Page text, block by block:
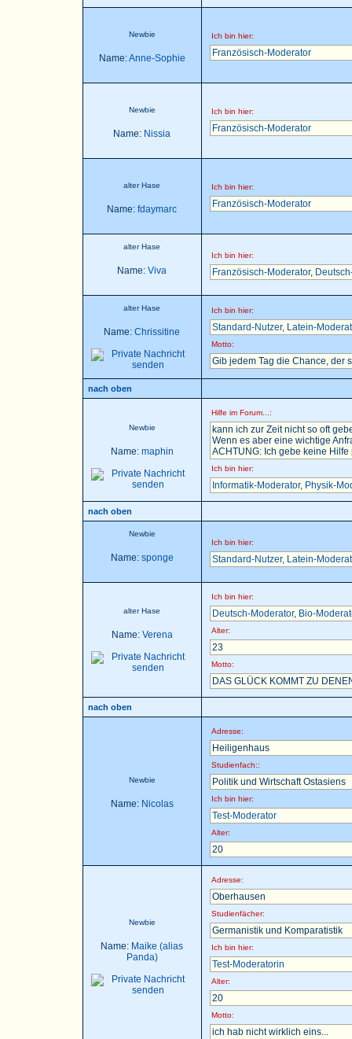
Newbie
Name:Anne-Sophie
Ich bin hier:
Französisch-Moderator
Newbie
Name: Nissia
Ich bin hier:
Französisch-Moderator
alter Hase
Name: fdaymarc
Ich bin hier:
Französisch-Moderator
alter Hase
Name: Viva
Ich bin hier:
Französisch-Moderator,
alter Hase
Name: Chrissitine
Ich bin hier:
Standard-Nutzer, Latein-
Motto:
Gib jedem Tag die Chance, der
nach oben
Newbie
Name: maphin
Hilfe im Forum...:
kann ich zur Zeit nicht so oft
Wenn es aber eine wichtige
ACHTUNG: Ich gebe keine
Ich bin hier:
Informatik-Moderator, Physik-
nach oben
Newbie
Name: sponge
Ich bin hier:
Standard-Nutzer, Latein-
alter Hase
Name: Verena
Ich bin hier:
Deutsch-Moderator, Bio-
Alter:
23
Motto:
DAS GLÜCK KOMMT ZU
nach oben
Newbie
Name: Nicolas
Adresse:
Heiligenhaus
Studienfach::
Politik und Wirtschaft Ostasiens
Ich bin hier:
Test-Moderator
Alter:
20
Newbie
Name: Maike (alias
Panda)
Adresse:
Oberhausen
Studienfächer:
Germanistik und Komparatistik
Ich bin hier:
Test-Moderatorin
Alter:
20
Motto:
ich hab nicht wirklich eins...